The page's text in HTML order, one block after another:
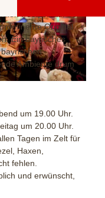
Bad Oeynhausen / P. Hübbe |
CC-BY-NC-ND
Original
Ein bayrisches
Ambiente drum
um 19.00 Uhr.
um 20.00 Uhr.
Tagen im Zelt für
Haxen,
fehlen.
und erwünscht,